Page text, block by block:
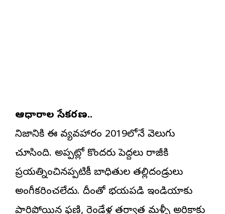
ఆధారాల సేకరణ..
నిజానికి ఈ వ్యవహారం 2019లోనే వెలుగు
చూసింది. అప్పట్లో కొందరు పెద్దలు రాజీకి
ప్రయత్నించినప్పటికీ బాధితుల తల్లిదండ్రులు
అంగీకరించలేదు. దీంతో భయపడి ఇండియాకు
పారిపోయిన ఫణి, రెండేళ్ల తర్వాత మళ్ళీ అమెరికాకు